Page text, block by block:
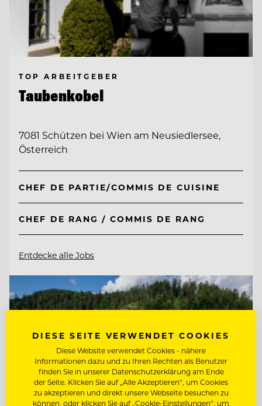
TOP ARBEITGEBER
Taubenkobel
7081 Schützen bei Wien am Neusiedlersee,
Österreich
CHEF DE PARTIE/COMMIS DE CUISINE
CHEF DE RANG / COMMIS DE RANG
Entdecke alle Jobs
DIESE SEITE VERWENDET COOKIES
Diese Website verwendet Cookies - nähere
Informationen dazu und zu Ihren Rechten als Benutzer
finden Sie in unserer Datenschutzerklärung am Ende
der Seite. Klicken Sie auf „Alle Akzeptieren“, um Cookies
zu akzeptieren und direkt unsere Webseite besuchen zu
können, oder klicken Sie auf „Cookie-Einstellungen“, um